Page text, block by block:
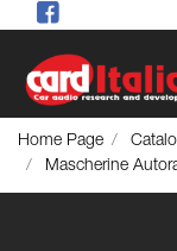
Home Page
Mascherine